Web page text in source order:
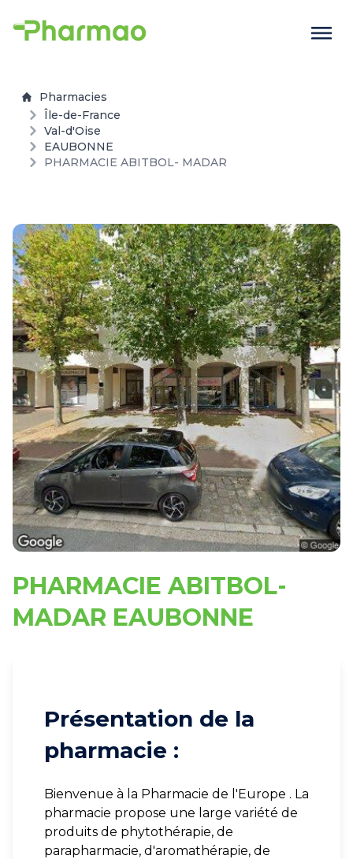
Pharmacies
Île-de-France
Val-d'Oise
EAUBONNE
PHARMACIE ABITBOL- MADAR
PHARMACIE ABITBOL-
MADAR EAUBONNE
Présentation de la
pharmacie :
Bienvenue à la Pharmacie de l'Europe . La
pharmacie propose une large variété de
produits de phytothérapie, de
parapharmacie, d'aromathérapie, de